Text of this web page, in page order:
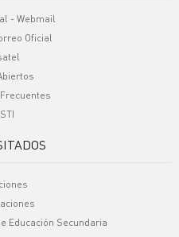
- Webmail
Oficial
Educación Secundaria